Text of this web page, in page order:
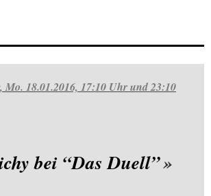
Mo. 18.01.2016, 17:10 Uhr und 23:10
bei “Das Duell”